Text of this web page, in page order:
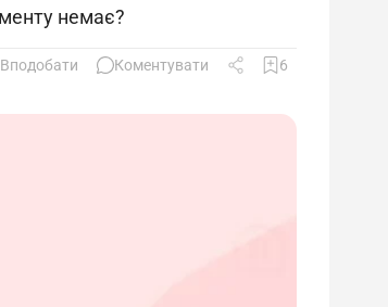
немає?
Вподобати Коментувати 6